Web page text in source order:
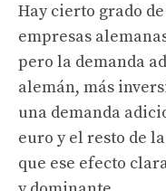
Hay cierto grado
empresas
pero la demanda
alemán, más
una demanda
euro y el resto de
que ese efecto